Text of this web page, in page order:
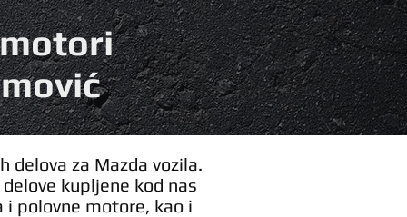
delova za Mazda vozila.
kupljene kod nas
i polovne motore, kao i